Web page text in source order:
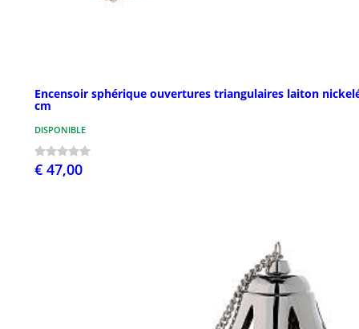
Encensoir sphérique ouvertures triangulaires laiton
cm
DISPONIBLE
€ 47,00